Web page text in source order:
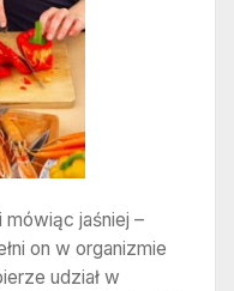
jaśniej –
on w organizmie
udział w